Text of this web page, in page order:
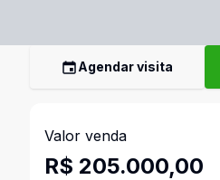
Agendar visita
Valor venda
R$ 205.000,00